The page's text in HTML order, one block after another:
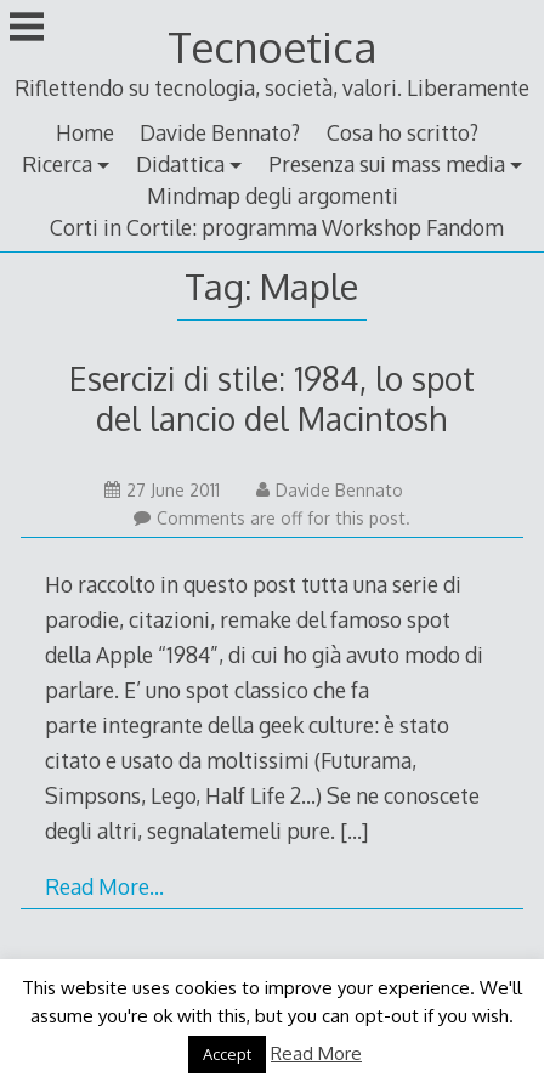
Skip
to
Tecnoetica
Riflettendo su tecnologia, società, valori. Liberamente
Home
Davide Bennato?
Cosa ho scritto?
Ricerca
Didattica
Presenza sui mass media
Mindmap degli argomenti
Corti in Cortile: programma Workshop Fandom
Tag: Maple
Esercizi di stile: 1984, lo spot
del lancio del Macintosh
27 June 201125
June
2011
Davide Bennato
Comments are off for this post.
Ho raccolto in questo post tutta una serie di
parodie, citazioni, remake del famoso spot
della Apple “1984”, di cui ho già avuto modo di
parlare. E’ uno spot classico che fa
parte integrante della geek culture: è stato
citato e usato da moltissimi (Futurama,
Simpsons, Lego, Half Life 2…) Se ne conoscete
degli altri, segnalatemeli pure. […]
Read More…
Decode Themeby Macho Themes
This website uses cookies to improve your experience. We'll
assume you're ok with this, but you can opt-out if you wish.
Accept Read More